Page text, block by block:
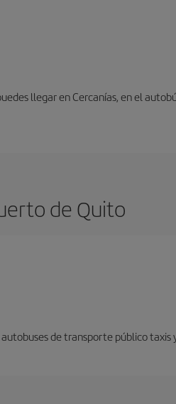
llegar en Cercanías, en el
de Quito
de transporte público